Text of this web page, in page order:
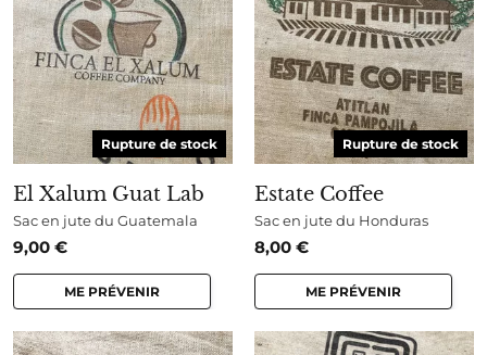
Rupture de stock
El Xalum Guat Lab
Sac en jute du Guatemala
9,00 €
ME PRÉVENIR
Rupture de stock
Estate Coffee
Sac en jute du Honduras
8,00 €
ME PRÉVENIR